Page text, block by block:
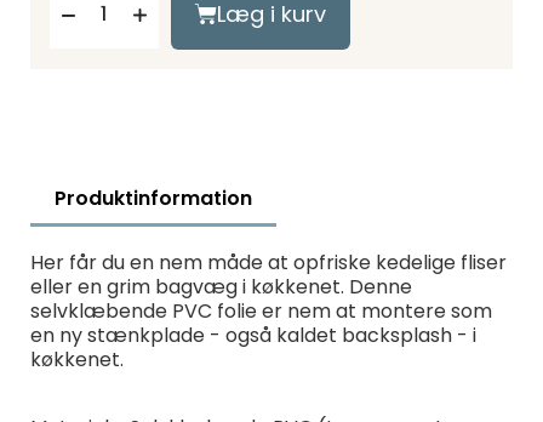
Læg i kurv
Produktinformation
Her får du en nem måde at opfriske kedelige fliser
eller en grim bagvæg i køkkenet. Denne
selvklæbende PVC folie er nem at montere som
en ny stænkplade - også kaldet backsplash - i
køkkenet.